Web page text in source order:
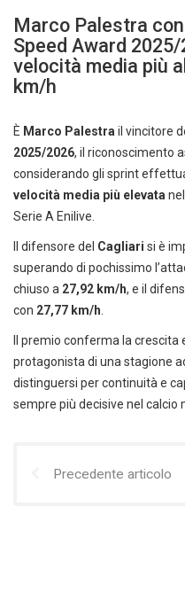
Marco Palestra
Speed Award
velocità media più
km/h
È Marco Palestrail vincitore
2025/2026, il riconoscimento
considerando gli sprint
velocità media più elevata
Serie A Enilive.
Il difensore del Cagliari si è
superando di pochissimo
chiuso a 27,92 km/h, e il
con 27,77 km/h.
Il premio conferma la crescita
protagonista di una stagione
distinguersi per continuità e
sempre più decisive nel calcio
Precedente articolo